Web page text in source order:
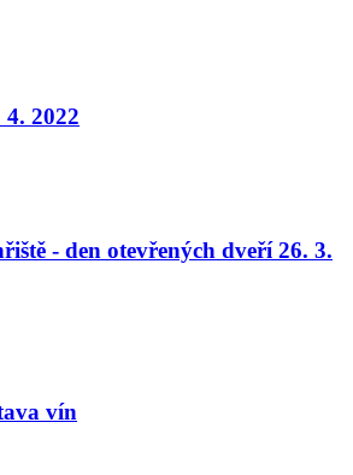
2022
- den otevřených dveří 26. 3.
vín